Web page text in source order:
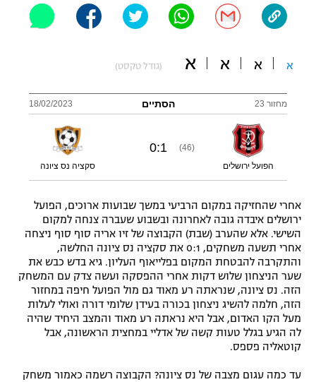
"מחצית בשכונה" – פודקאסט
משתתפים וזוכים בפרסים
תקנון משתתפים וזוכים בפרסים
תקנון עבור פעילות אלקטרה
טניס
גיימינג E-Sports
תנאי שימוש
מדיניות פרטיות
תקנון פעילות ספורט 1
רשיון להקרנה פומבית לבית עסק
הצטרפות לחבילת הערוצים
אופניים
ספורט מוטורי
כדורמים
פוטבול אמריקאי NFL
בייסבול MLB
אומנויות לחימה
גיימינג E-Sports
א א א א (גודל טקסט)
מחזור 23 הסתיים 18/02/2023
הפועל ירושלים
(46)
1
:
0
סקציה נס ציונה
אחרי שהחזיקה במקום הרביעי במשך שבועות ארוכים, הפועל
ירושלים איבדה גובה לאחרונה ובשבוע שעברה צנחה למקום
השישי. אלא שהערב (שבת) הקבוצה של זיו אריה סוף סוף ניצחה
אחרי תשעה משחקים, 0:1 את סקציה נס ציונה החלשה,
והתקרבה להבטחת המקום בפלייאוף העליון. גיא בדש כבש את
שער הניצחון שלוש דקות אחרי ההפסקה ועשה צדק עם המשחק
הזה. נס ציונה, שנראתה רע מאוד גם מול הפועל חיפה במחזור
הזה, חלמה להשיג ניצחון בכורה בעידן שלומי דורה ואולי לעלות
מעל הקו האדום, אבל היא נראתה רע מאוד והמצב היחיד שהיה
לה הגיע בגלל טעות קשה של אדליי במחצית הראשונה, אבל
קוטאליה פספס.
עד כמה עגום מצבה של נס ציונה? הקבוצה רשמה כאמור משחק